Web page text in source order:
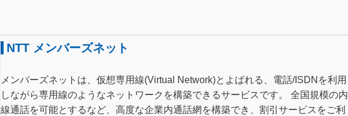
NTT メンバーズネット
メンバーズネットは、仮想専用線(Virtual Network)とよばれる、電話/ISDNを利用
しながら専用線のようなネットワークを構築できるサービスです。 全国規模の内
線通話を可能とするなど、高度な企業内通話網を構築でき、割引サービスをご利